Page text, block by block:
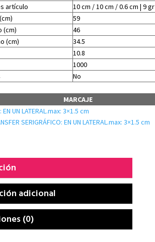
artículo
10 cm / 10 cm / 0.6 cm | 9 gr
59
(cm)
46
(cm)
34.5
10.8
1000
No
MARCAJE
EN UN LATERAL.max: 3×1.5 cm
SERIGRÁFICO: EN UN LATERAL.max: 3×1.5 cm
adicional
(0)